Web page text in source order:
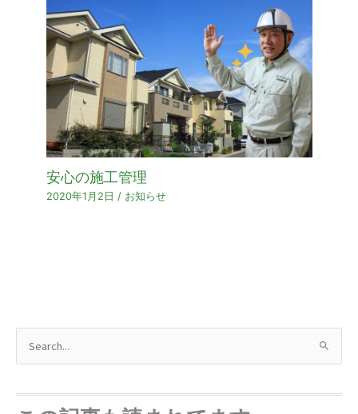
安心の施工管理
2020年1月2日 / お知らせ
象